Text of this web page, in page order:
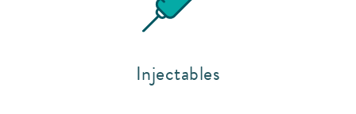
Injectables